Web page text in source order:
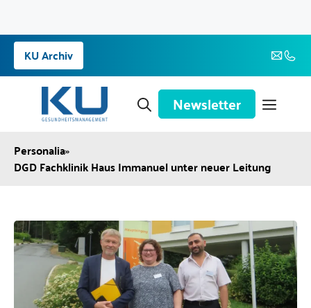
Zum
Inhalt
springen
KU Archiv
Newsletter
Personalia»
DGD Fachklinik Haus Immanuel unter neuer Leitung